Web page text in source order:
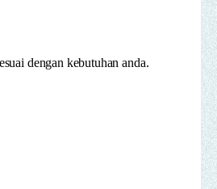
dengan kebutuhan anda.